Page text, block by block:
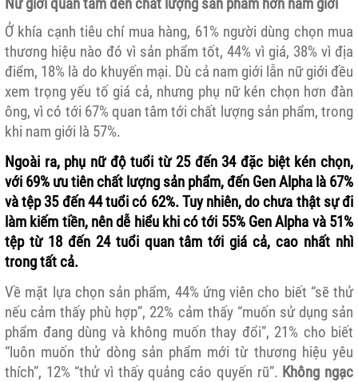
Ở khía cạnh tiêu chí mua hàng, 61% người dùng chọn mua
thương hiệu nào đó vì sản phẩm tốt, 44% vì giá, 38% vì địa
điểm, 18% là do khuyến mại. Dù cả nam giới lẫn nữ giới đều
xem trọng yếu tố giá cả, nhưng phụ nữ kén chọn hơn đàn
ông, vì có tới 67% quan tâm tới chất lượng sản phẩm, trong
khi nam giới là 57%.
Ngoài ra, phụ nữ độ tuổi từ 25 đến 34 đặc biệt kén chọn,
với 69% ưu tiên chất lượng sản phẩm, đến Gen Alpha là 67%
và tệp 35 đến 44 tuổi có 62%. Tuy nhiên, do chưa thật sự đi
làm kiếm tiền, nên dễ hiểu khi có tới 55% Gen Alpha và 51%
tệp từ 18 đến 24 tuổi quan tâm tới giá cả, cao nhất nhì
trong tất cả.
Về mặt lựa chọn sản phẩm, 44% ứng viên cho biết “sẽ thử
nếu cảm thấy phù hợp”, 22% cảm thấy “muốn sử dụng sản
phẩm đang dùng và không muốn thay đổi”, 21% cho biết
“luôn muốn thử dòng sản phẩm mới từ thương hiệu yêu
thích”, 12% “thử vì thấy quảng cáo quyến rũ”. Không ngạc